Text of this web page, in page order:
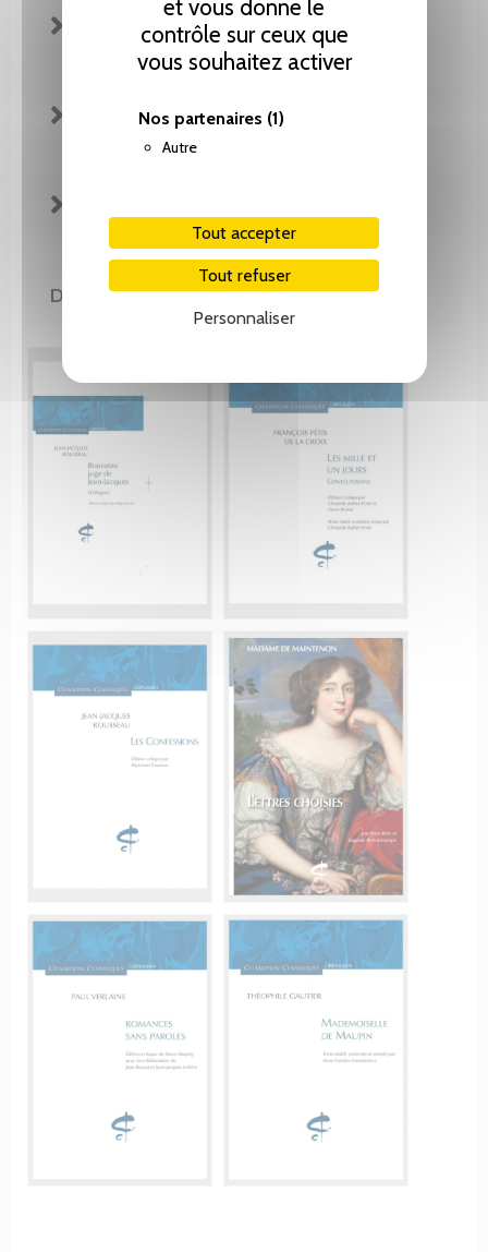
et vous donne le
contrôle sur ceux que
vous souhaitez activer
Nos partenaires (1)
Autre
Tout accepter
Tout refuser
Personnaliser
FICHE TECHNIQUE
REVUE DE PRESSE
DE LA MÊME COLLECTION